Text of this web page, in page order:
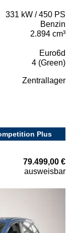
331 kW / 450 PS
Benzin
2.894 cm³
Euro6d
4 (Green)
Zentrallager
Plus
79.499,00 €
ausweisbar